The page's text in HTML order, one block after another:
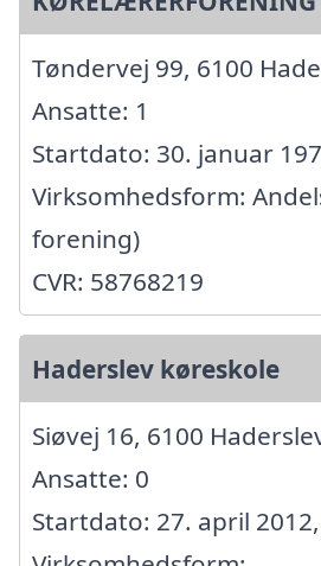
Tøndervej 99, 6100
Ansatte: 1
Startdato: 30. januar
Virksomhedsform:
forening)
CVR: 58768219
Haderslev køreskole
Siøvej 16, 6100
Ansatte: 0
Startdato: 27. april 2012,